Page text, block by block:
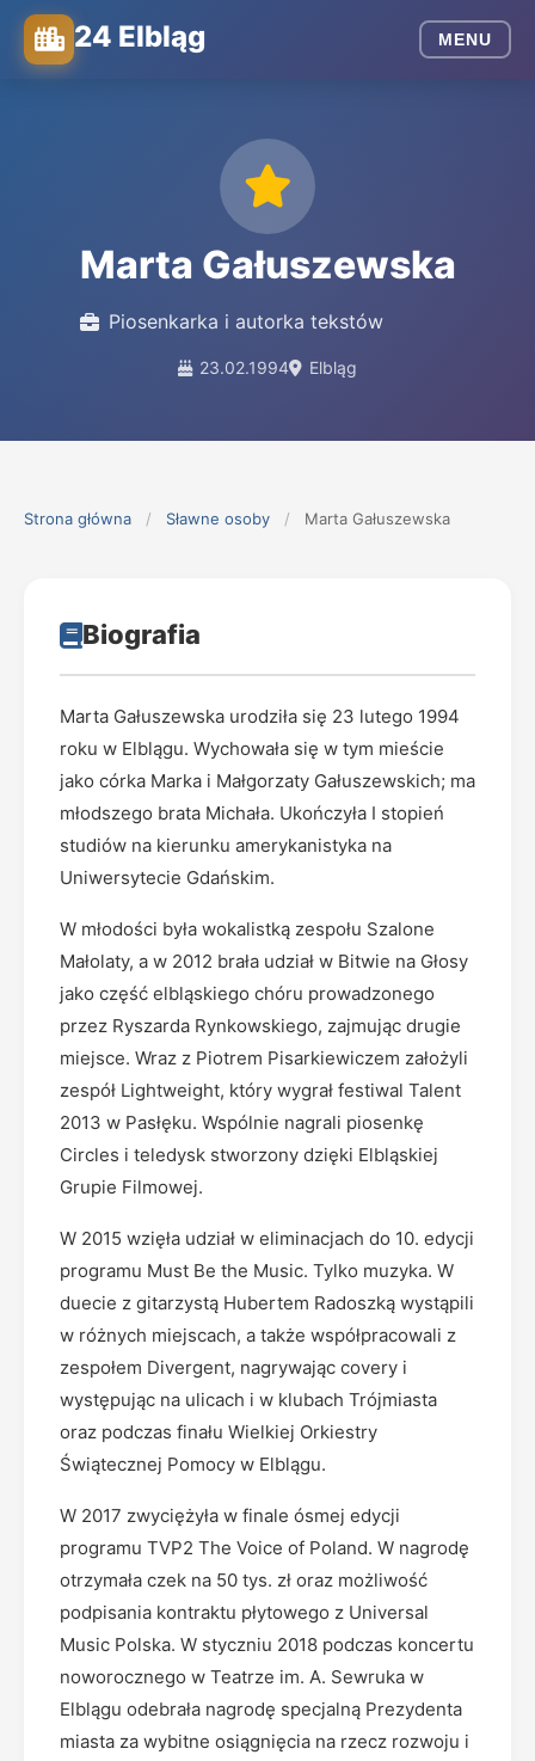
24 Elbląg MENU
Marta Gałuszewska
Piosenkarka i autorka tekstów
23.02.1994 Elbląg
Strona główna / Sławne osoby / Marta Gałuszewska
Biografia
Marta Gałuszewska urodziła się 23 lutego 1994
roku w Elblągu. Wychowała się w tym mieście
jako córka Marka i Małgorzaty Gałuszewskich; ma
młodszego brata Michała. Ukończyła I stopień
studiów na kierunku amerykanistyka na
Uniwersytecie Gdańskim.
W młodości była wokalistką zespołu Szalone
Małolaty, a w 2012 brała udział w Bitwie na Głosy
jako część elbląskiego chóru prowadzonego
przez Ryszarda Rynkowskiego, zajmując drugie
miejsce. Wraz z Piotrem Pisarkiewiczem założyli
zespół Lightweight, który wygrał festiwal Talent
2013 w Pasłęku. Wspólnie nagrali piosenkę
Circles i teledysk stworzony dzięki Elbląskiej
Grupie Filmowej.
W 2015 wzięła udział w eliminacjach do 10. edycji
programu Must Be the Music. Tylko muzyka. W
duecie z gitarzystą Hubertem Radoszką wystąpili
w różnych miejscach, a także współpracowali z
zespołem Divergent, nagrywając covery i
występując na ulicach i w klubach Trójmiasta
oraz podczas finału Wielkiej Orkiestry
Świątecznej Pomocy w Elblągu.
W 2017 zwyciężyła w finale ósmej edycji
programu TVP2 The Voice of Poland. W nagrodę
otrzymała czek na 50 tys. zł oraz możliwość
podpisania kontraktu płytowego z Universal
Music Polska. W styczniu 2018 podczas koncertu
noworocznego w Teatrze im. A. Sewruka w
Elblągu odebrała nagrodę specjalną Prezydenta
miasta za wybitne osiągnięcia na rzecz rozwoju i